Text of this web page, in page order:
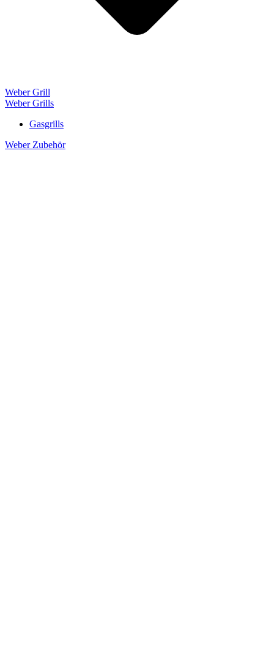
Weber Grill
Weber Grills
Gasgrills
Weber Zubehör